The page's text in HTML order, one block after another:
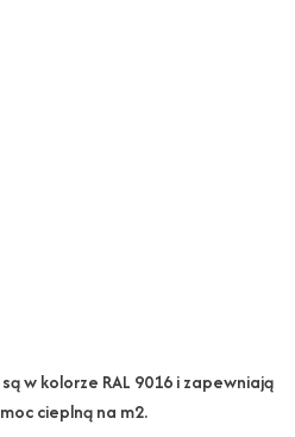
w kolorze RAL 9016 i zapewniają
cieplną na m2.